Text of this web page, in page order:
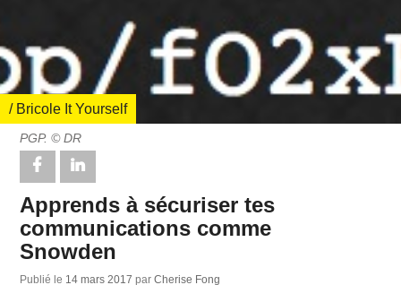
/ Bricole It Yourself
PGP. © DR
Apprends à sécuriser tes
communications comme
Snowden
Publié le 14 mars 2017parCherise Fong